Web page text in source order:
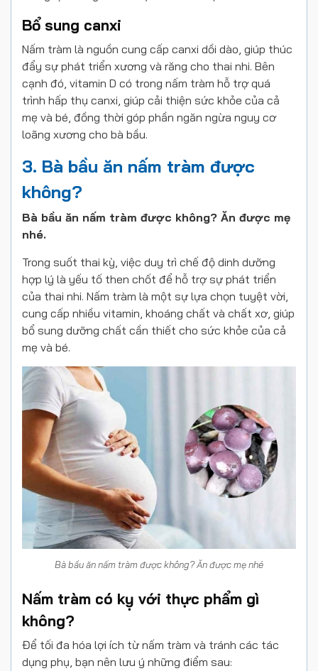
Bổ sung canxi
Nấm tràm là nguồn cung cấp canxi dồi dào, giúp thúc
đẩy sự phát triển xương và răng cho thai nhi. Bên
cạnh đó, vitamin D có trong nấm tràm hỗ trợ quá
trình hấp thụ canxi, giúp cải thiện sức khỏe của cả
mẹ và bé, đồng thời góp phần ngăn ngừa nguy cơ
loãng xương cho bà bầu.
3. Bà bầu ăn nấm tràm được
không?
Bà bầu ăn nấm tràm được không? Ăn được mẹ
nhé.
Trong suốt thai kỳ, việc duy trì chế độ dinh dưỡng
hợp lý là yếu tố then chốt để hỗ trợ sự phát triển
của thai nhi. Nấm tràm là một sự lựa chọn tuyệt vời,
cung cấp nhiều vitamin, khoáng chất và chất xơ, giúp
bổ sung dưỡng chất cần thiết cho sức khỏe của cả
mẹ và bé.
Bà bầu ăn nấm tràm được không? Ăn được mẹ nhé
Nấm tràm có kỵ với thực phẩm gì
không?
Để tối đa hóa lợi ích từ nấm tràm và tránh các tác
dụng phụ, bạn nên lưu ý những điểm sau: